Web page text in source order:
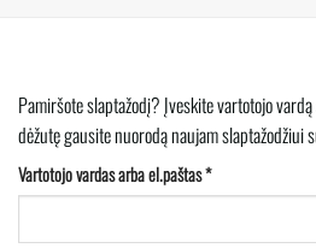
Pamiršote slaptažodį? Įveskite vartotojo
dėžutę gausite nuorodą naujam slaptažodžiui
Vartotojo vardas arba el.paštas*Privalomas